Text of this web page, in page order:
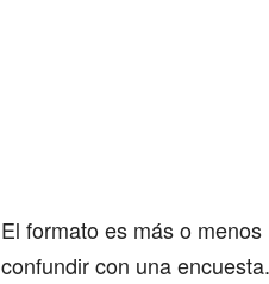
El formato es más o
confundir con una